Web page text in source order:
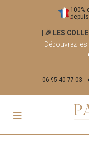
100%
| 🎉 LES
Découvrez
06 95 40 77 03